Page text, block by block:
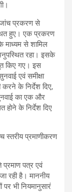
प्रकरण से
हुए। एक प्रकरण
माध्यम से शामिल
रहा। इसके
किए गए। इस
एवं समीक्षा
के निर्देश दिए,
का एक और
के निर्देश दिए
प्रमाण पत्र एवं
रही है। माननीय
पर भी नियमानुसारं